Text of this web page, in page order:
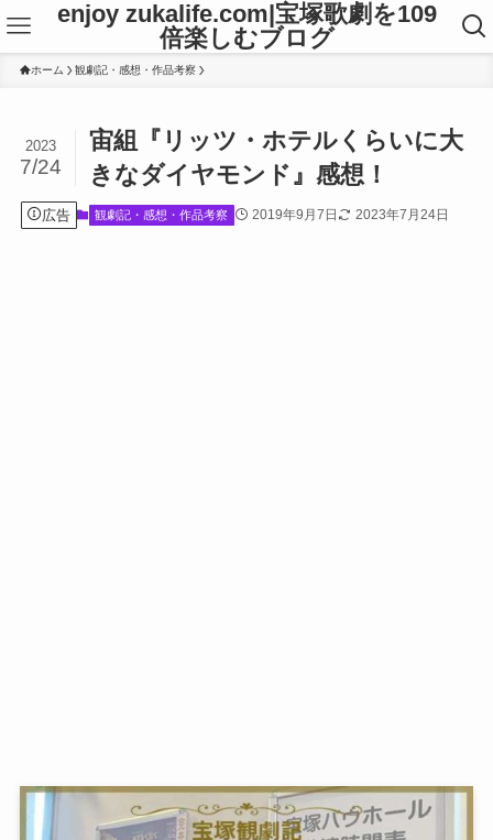
enjoy zukalife.com|宝塚歌劇を109
倍楽しむブログ
ホーム 観劇記・感想・作品考察
宙組『リッツ・ホテルくらいに大
きなダイヤモンド』感想！
2023
7/24
広告 観劇記・感想・作品考察 2019年9月7日 2023年7月24日